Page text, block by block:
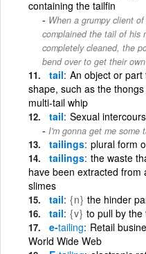
containing the tailfin
When a grumpy client
complained the tail of his
completely cleaned, the
bend over to get their
tail An object or
shape, such as the
multi-tail whip
tail Sexual
I'm gonna get me some
tailings plural form
tailings the waste
have been extracted
slimes
tail {n} the hinder
tail {v} to pull by the
e-tailing Retail
World Wide Web